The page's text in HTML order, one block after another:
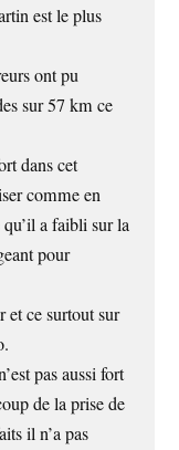
est le plus
ont pu
sur 57 km ce
dans cet
comme en
a faibli sur la
pour
et ce surtout sur
pas aussi fort
de la prise de
il n’a pas